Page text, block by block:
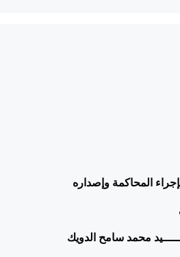
المحاكمة وإصداره
محمد سامح الدويك